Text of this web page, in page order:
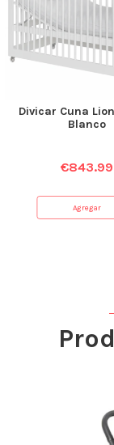
Divicar Cuna Lion
Blanco
€843.99
Agregar